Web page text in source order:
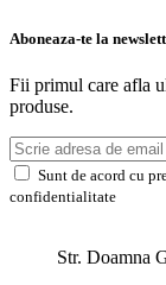
Aboneaza-te la
Fii primul care afla
produse.
Sunt de acord cu
confidentialitate
Str. Doamna